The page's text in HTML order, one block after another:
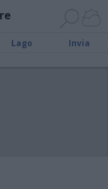
Lago Invia